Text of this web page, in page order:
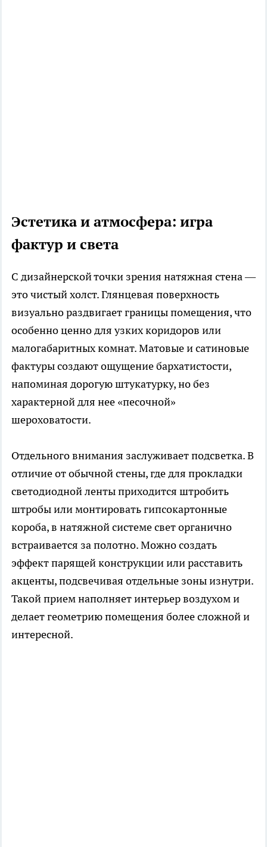
Эстетика и атмосфера: игра
фактур и света
С дизайнерской точки зрения натяжная стена —
это чистый холст. Глянцевая поверхность
визуально раздвигает границы помещения, что
особенно ценно для узких коридоров или
малогабаритных комнат. Матовые и сатиновые
фактуры создают ощущение бархатистости,
напоминая дорогую штукатурку, но без
характерной для нее «песочной»
шероховатости.
Отдельного внимания заслуживает подсветка. В
отличие от обычной стены, где для прокладки
светодиодной ленты приходится штробить
штробы или монтировать гипсокартонные
короба, в натяжной системе свет органично
встраивается за полотно. Можно создать
эффект парящей конструкции или расставить
акценты, подсвечивая отдельные зоны изнутри.
Такой прием наполняет интерьер воздухом и
делает геометрию помещения более сложной и
интересной.